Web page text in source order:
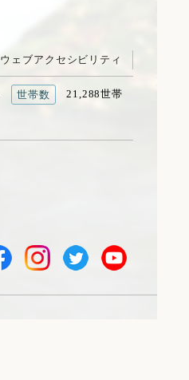
ウェブアクセシビリティ
世帯数 21,288世帯